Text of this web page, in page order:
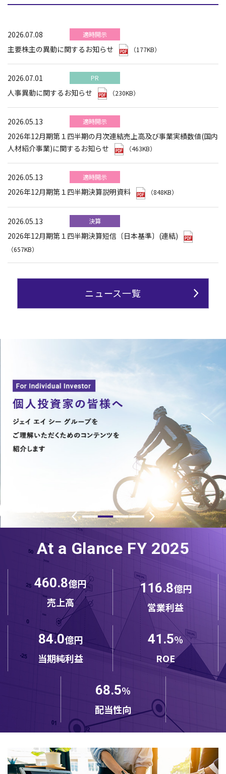
2026.07.08 適時開示
主要株主の異動に関するお知らせ （177KB）
2026.07.01 PR
人事異動に関するお知らせ （230KB）
2026.05.13 適時開示
2026年12月期第１四半期の月次連結売上高及び事業実績数値(国内
人材紹介事業)に関するお知らせ
（463KB）
2026.05.13 適時開示
2026年12月期第１四半期決算説明資料 （848KB）
2026.05.13 決算
2026年12月期第１四半期決算短信〔日本基準〕(連結)
（657KB）
ニュース一覧
At a Glance FY 2025
460.8億円
売上高
116.8億円
営業利益
84.0億円
当期純利益
41.5％
ROE
68.5％
配当性向